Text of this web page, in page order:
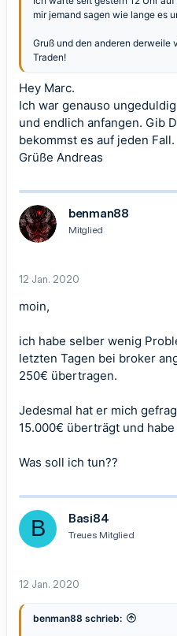
mir jemand sagen wie lange es
Gruß und den anderen derweile
Traden!
Hey Marc.
Ich war genauso
und endlich anfangen. Gib
bekommst es auf jeden Fall.
Grüße Andreas
benman88
Mitglied
12 Jan. 2020
moin,
ich habe selber wenig
letzten Tagen bei broker
250€ übertragen.
Jedesmal hat er mich
15.000€ überträgt und
Was soll ich tun??
B Basi84
Treues Mitglied
12 Jan. 2020
benman88 schrieb: